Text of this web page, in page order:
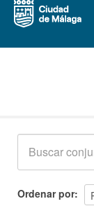
Ordenar por